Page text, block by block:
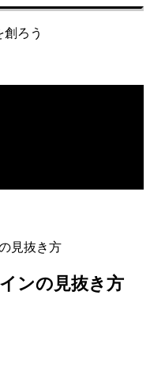
ろう
見抜き方
ンの見抜き方